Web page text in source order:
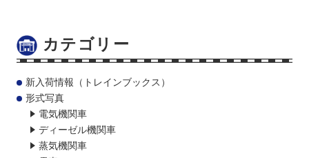
カテゴリー
新入荷情報（トレインブックス）
形式写真
電気機関車
ディーゼル機関車
蒸気機関車